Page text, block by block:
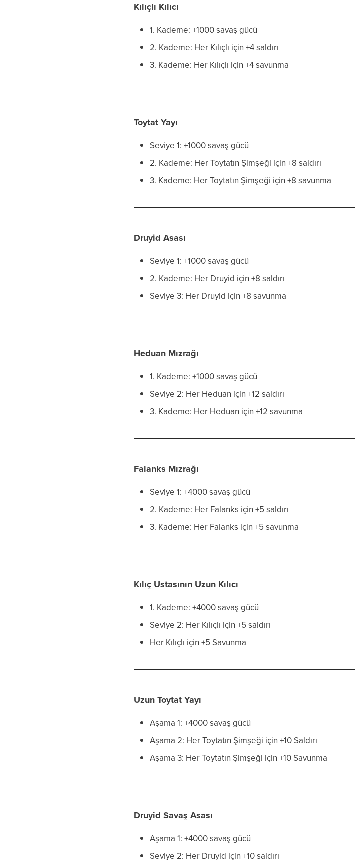
Kılıçlı Kılıcı
1. Kademe: +1000 savaş gücü
2. Kademe: Her Kılıçlı için +4 saldırı
3. Kademe: Her Kılıçlı için +4 savunma
Toytat Yayı
Seviye 1: +1000 savaş gücü
2. Kademe: Her Toytatın Şimşeği için +8 saldırı
3. Kademe: Her Toytatın Şimşeği için +8 savunma
Druyid Asası
Seviye 1: +1000 savaş gücü
2. Kademe: Her Druyid için +8 saldırı
Seviye 3: Her Druyid için +8 savunma
Heduan Mızrağı
1. Kademe: +1000 savaş gücü
Seviye 2: Her Heduan için +12 saldırı
3. Kademe: Her Heduan için +12 savunma
Falanks Mızrağı
Seviye 1: +4000 savaş gücü
2. Kademe: Her Falanks için +5 saldırı
3. Kademe: Her Falanks için +5 savunma
Kılıç Ustasının Uzun Kılıcı
1. Kademe: +4000 savaş gücü
Seviye 2: Her Kılıçlı için +5 saldırı
Her Kılıçlı için +5 Savunma
Uzun Toytat Yayı
Aşama 1: +4000 savaş gücü
Aşama 2: Her Toytatın Şimşeği için +10 Saldırı
Aşama 3: Her Toytatın Şimşeği için +10 Savunma
Druyid Savaş Asası
Aşama 1: +4000 savaş gücü
Seviye 2: Her Druyid için +10 saldırı